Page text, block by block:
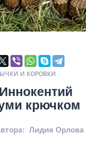
И КОРОВКИ
крючком
Лидия Орлова